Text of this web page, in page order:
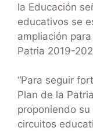
la Educación
educativos se
ampliación
Patria 2019-
“Para seguir
Plan de la
proponiendo
circuitos